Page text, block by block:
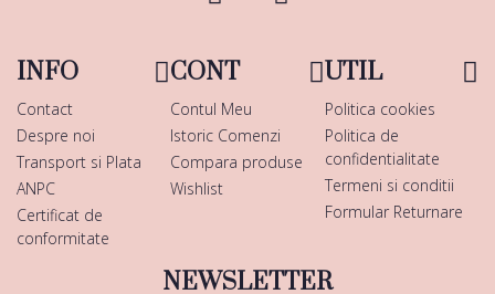
INFO
Contact
Despre noi
Transport si Plata
ANPC
Certificat de
conformitate
CONT
Contul Meu
Istoric Comenzi
Compara produse
Wishlist
UTIL
Politica cookies
Politica de
confidentialitate
Termeni si conditii
Formular Returnare
NEWSLETTER